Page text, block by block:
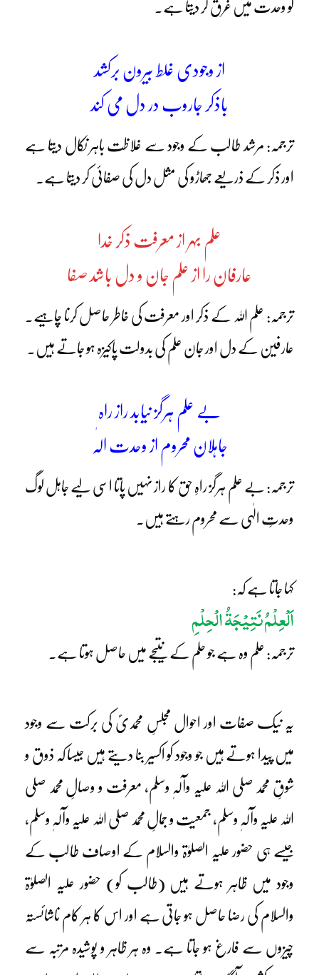
کو وحدت میں غرق کر دیتا ہے۔
از وجودی غلط بیرون برکشد
باذکر جاروب در دل می کند
ترجمہ: مرشد طالب کے وجود سے غلاظت باہر نکال دیتا ہے
اور ذکر کے ذریعے جھاڑو کی مثل دل کی صفائی کر دیتا ہے۔
علم بہر از معرفت ذکر خدا
عارفان را از علم جان و دل باشد صفا
ترجمہ: علم اللہ کے ذکر اور معرفت کی خاطر حاصل کرنا چاہیے۔
عارفین کے دل اور جان علم کی بدولت پاکیزہ ہو جاتے ہیں۔
بے علم ہرگز نیابد راز راہ
جاہلان محروم از وحدت الٰہ
ترجمہ: بے علم ہرگز راہِ حق کا راز نہیں پاتا اسی لیے جاہل لوگ
وحدتِ الٰہی سے محروم رہتے ہیں۔
کہا جاتا ہے کہ:
اَلْعِلْمُ نَتِیْجَۃُ الْحِلْمِ
ترجمہ: علم وہ ہے جو حلم کے نتیجے میں حاصل ہوتا ہے۔
یہ نیک صفات اور احوال مجلسِ محمدیؐ کی برکت سے وجود
میں پیدا ہوتے ہیں جو وجود کو اکسیر بنا دیتے ہیں جیسا کہ ذوق و
شوقِ محمد صلی اللہ علیہ وآلہٖ وسلم، معرفت و وصالِ محمد صلی
اللہ علیہ وآلہٖ وسلم، جمعیت و جمالِ محمد صلی اللہ علیہ وآلہٖ وسلم،
جیسے ہی حضور علیہ الصلوٰۃ والسلام کے اوصاف طالب کے
وجود میں ظاہر ہوتے ہیں (طالب کو) حضور علیہ الصلوٰۃ
والسلام کی رضا حاصل ہو جاتی ہے اور اس کا ہر کام ناشائستہ
چیزوں سے فارغ ہو جاتا ہے۔ وہ ہر ظاہر و پوشیدہ مرتبہ سے